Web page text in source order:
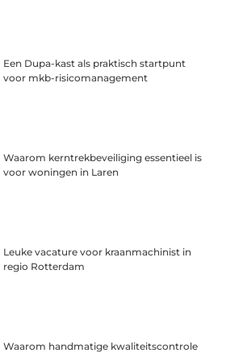
Een Dupa-kast als praktisch startpunt
voor mkb-risicomanagement
Waarom kerntrekbeveiliging essentieel is
voor woningen in Laren
Leuke vacature voor kraanmachinist in
regio Rotterdam
Waarom handmatige kwaliteitscontrole